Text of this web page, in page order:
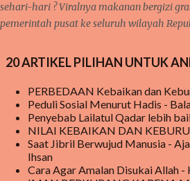
sehari-hari ? Viralnya makanan bergizi
pemerintah pusat ke seluruh wilayah
begitu juga di pembicaraan langsung dari
menerima MAKANAN BERGIZI GRATIS
penasaran menanti kedatangan makanan
Program Makanan Bergizi ini, pada
publik karena beberapa kasus di
beres pada makanan yang disediakan
berdampak buruk bagi kesehatan anak
20 ARTIKEL PILIHAN UNTUK
PERBEDAAN Kebaikan dan
Peduli Sosial Menurut Hadis -
Penyebab Lailatul Qadar lebih
NILAI KEBAIKAN DAN
Saat Jibril Berwujud Manusia -
Ihsan
Cara Agar Amalan Disukai Allah -